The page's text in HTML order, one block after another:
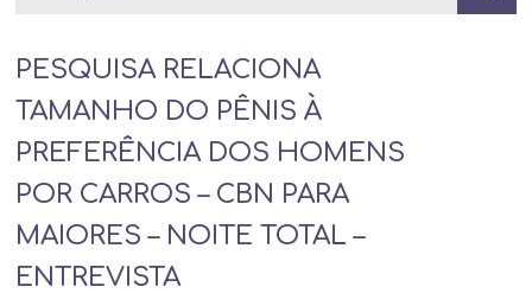
PESQUISA RELACIONA
TAMANHO DO PÊNIS À
PREFERÊNCIA DOS HOMENS
POR CARROS – CBN PARA
MAIORES – NOITE TOTAL –
ENTREVISTA